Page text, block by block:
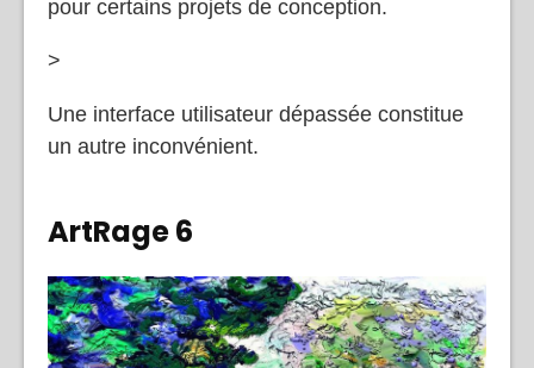
OpenType, ce qui peut limiter son utilisation
pour certains projets de conception.
>
Une interface utilisateur dépassée constitue
ArtRage 6